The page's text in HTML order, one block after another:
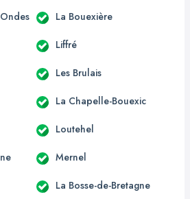
La Bouexière
Liffré
Les Brulais
La Chapelle-Bouexic
Loutehel
Mernel
La Bosse-de-Bretagne